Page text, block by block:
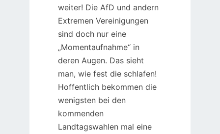
weiter! Die AfD und andern
Extremen Vereinigungen
sind doch nur eine
„Momentaufnahme“ in
deren Augen. Das sieht
man, wie fest die schlafen!
Hoffentlich bekommen die
wenigsten bei den
kommenden
Landtagswahlen mal eine